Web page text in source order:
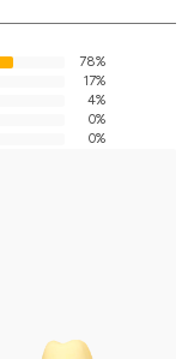
78%
17%
4%
0%
0%